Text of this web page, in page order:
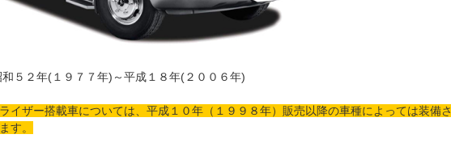
５２年(１９７７年)～平成１８年(２００６年)
イザー搭載車については、平成１０年（１９９８年）販売以降の車種によっては装備さ
す。